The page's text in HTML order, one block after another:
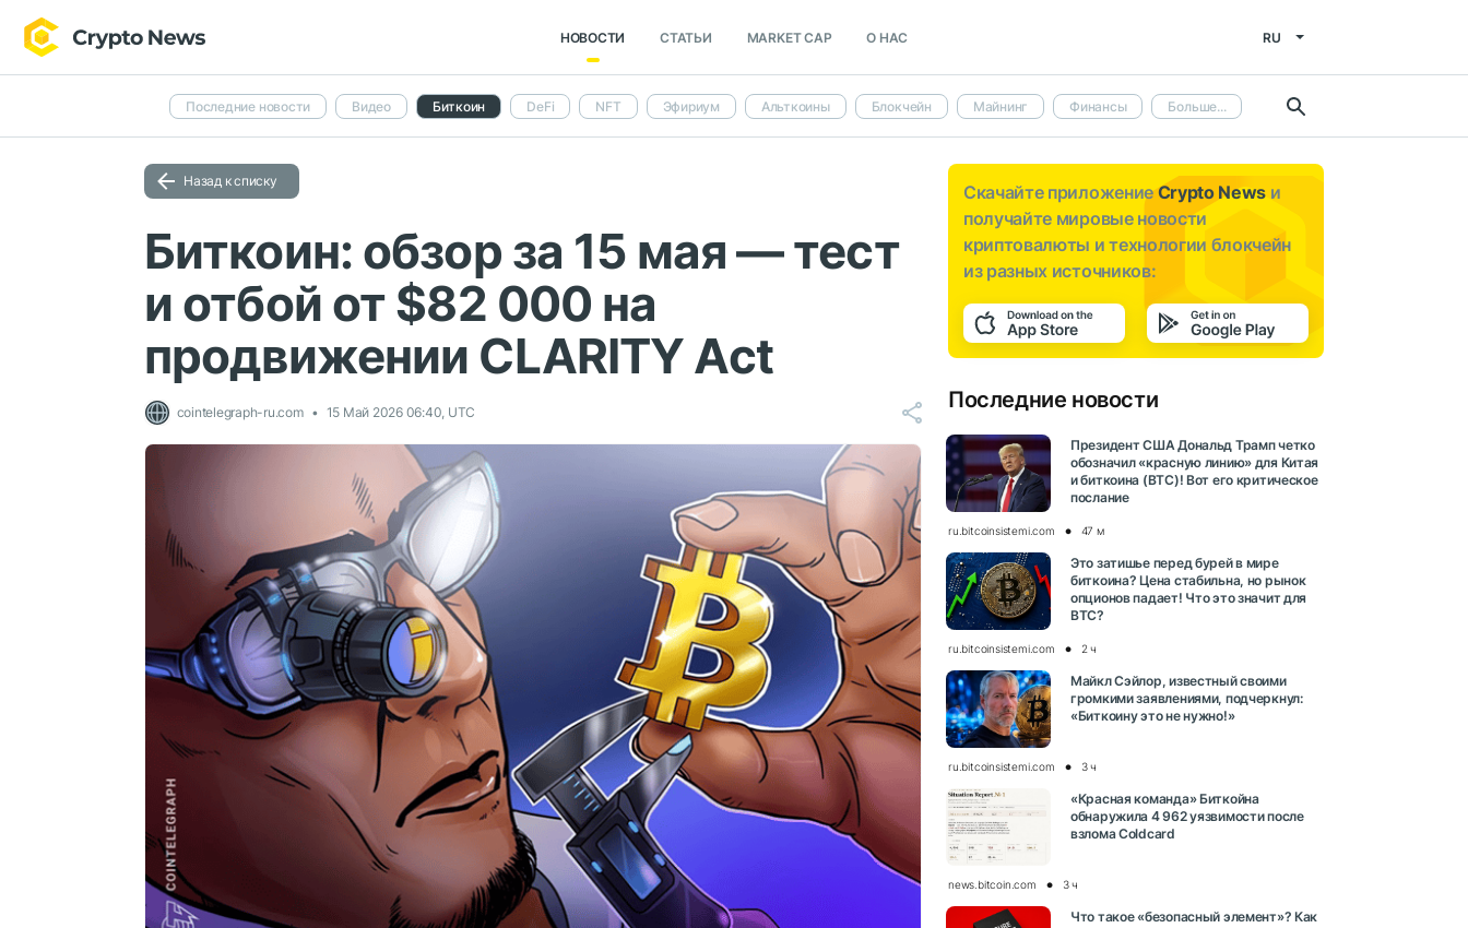
НОВОСТИ СТАТЬИ MARKET CAP О НАС RU
Последние новости Видео Биткоин DeFi NFT Эфириум Альткоины Блокчейн Майнинг Финансы Больше...
Назад к списку
Биткоин: обзор за 15 мая — тест
и отбой от $82 000 на
продвижении CLARITY Act
cointelegraph-ru.com 15 Май 2026 06:40, UTC
Скачайте приложениеCrypto News и
получайте мировые новости
криптовалюты и технологии блокчейн
из разных источников:
Последние новости
Президент США Дональд Трамп четко
обозначил «красную линию» для Китая
и биткоина (BTC)! Вот его критическое
послание
ru.bitcoinsistemi.com 47 м
Это затишье перед бурей в мире
биткоина? Цена стабильна, но рынок
опционов падает! Что это значит для
BTC?
ru.bitcoinsistemi.com 2 ч
Майкл Сэйлор, известный своими
громкими заявлениями, подчеркнул:
«Биткоину это не нужно!»
ru.bitcoinsistemi.com 3 ч
«Красная команда» Биткойна
обнаружила 4 962 уязвимости после
взлома Coldcard
news.bitcoin.com 3 ч
Что такое «безопасный элемент»? Как